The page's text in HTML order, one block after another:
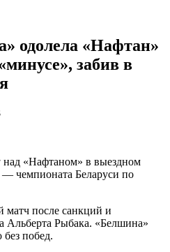
одолела «Нафтан»
забив в
над «Нафтаном» в выездном
— чемпионата Беларуси по
после санкций и
Альберта Рыбака. «Белшина»
побед.